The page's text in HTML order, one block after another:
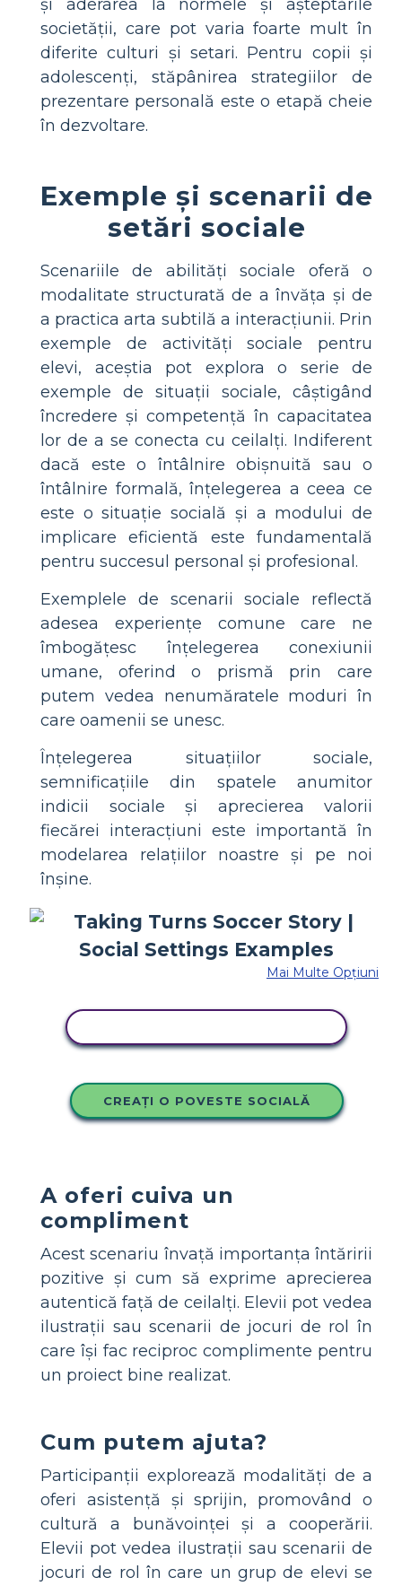
și aderarea la normele și așteptările
societății, care pot varia foarte mult în
diferite culturi și setari. Pentru copii și
adolescenți, stăpânirea strategiilor de
prezentare personală este o etapă cheie
în dezvoltare.
Exemple și scenarii de
setări sociale
Scenariile de abilități sociale oferă o
modalitate structurată de a învăța și de
a practica arta subtilă a interacțiunii. Prin
exemple de activități sociale pentru
elevi, aceștia pot explora o serie de
exemple de situații sociale, câștigând
încredere și competență în capacitatea
lor de a se conecta cu ceilalți. Indiferent
dacă este o întâlnire obișnuită sau o
întâlnire formală, înțelegerea a ceea ce
este o situație socială și a modului de
implicare eficientă este fundamentală
pentru succesul personal și profesional.
Exemplele de scenarii sociale reflectă
adesea experiențe comune care ne
îmbogățesc înțelegerea conexiunii
umane, oferind o prismă prin care
putem vedea nenumăratele moduri în
care oamenii se unesc.
Înțelegerea situațiilor sociale,
semnificațiile din spatele anumitor
indicii sociale și aprecierea valorii
fiecărei interacțiuni este importantă în
modelarea relațiilor noastre și pe noi
înșine.
Mai Multe Opțiuni
CREAȚI O POVESTE SOCIALĂ
A oferi cuiva un
compliment
Acest scenariu învață importanța întăririi
pozitive și cum să exprime aprecierea
autentică față de ceilalți. Elevii pot vedea
ilustrații sau scenarii de jocuri de rol în
care își fac reciproc complimente pentru
un proiect bine realizat.
Cum putem ajuta?
Participanții explorează modalități de a
oferi asistență și sprijin, promovând o
cultură a bunăvoinței și a cooperării.
Elevii pot vedea ilustrații sau scenarii de
jocuri de rol în care un grup de elevi se